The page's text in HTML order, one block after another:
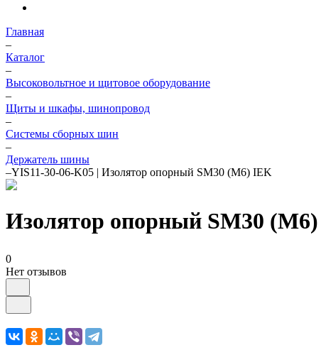
Главная
–
Каталог
–
Высоковольтное и щитовое оборудование
–
Щиты и шкафы, шинопровод
–
Системы сборных шин
–
Держатель шины
–YIS11-30-06-K05 | Изолятор опорный SM30 (М6) IEK
Изолятор опорный SM30
0
Нет отзывов